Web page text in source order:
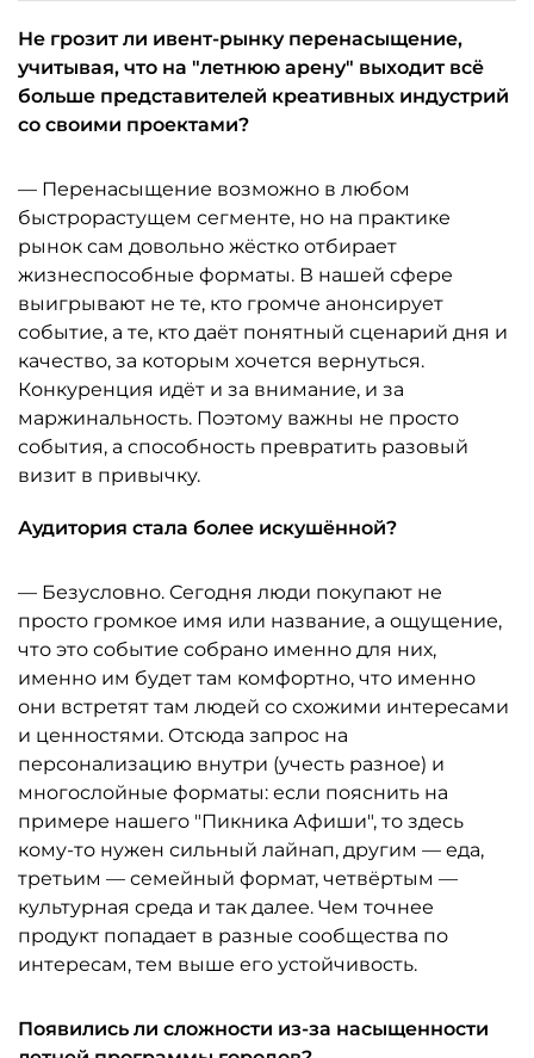
Не грозит ли ивент-рынку перенасыщение,
учитывая, что на "летнюю арену" выходит всё
больше представителей креативных индустрий
со своими проектами?
— Перенасыщение возможно в любом
быстрорастущем сегменте, но на практике
рынок сам довольно жёстко отбирает
жизнеспособные форматы. В нашей сфере
выигрывают не те, кто громче анонсирует
событие, а те, кто даёт понятный сценарий дня и
качество, за которым хочется вернуться.
Конкуренция идёт и за внимание, и за
маржинальность. Поэтому важны не просто
события, а способность превратить разовый
визит в привычку.
Аудитория стала более искушённой?
— Безусловно. Сегодня люди покупают не
просто громкое имя или название, а ощущение,
что это событие собрано именно для них,
именно им будет там комфортно, что именно
они встретят там людей со схожими интересами
и ценностями. Отсюда запрос на
персонализацию внутри (учесть разное) и
многослойные форматы: если пояснить на
примере нашего "Пикника Афиши", то здесь
кому-то нужен сильный лайнап, другим — еда,
третьим — семейный формат, четвёртым —
культурная среда и так далее. Чем точнее
продукт попадает в разные сообщества по
интересам, тем выше его устойчивость.
Появились ли сложности из-за насыщенности